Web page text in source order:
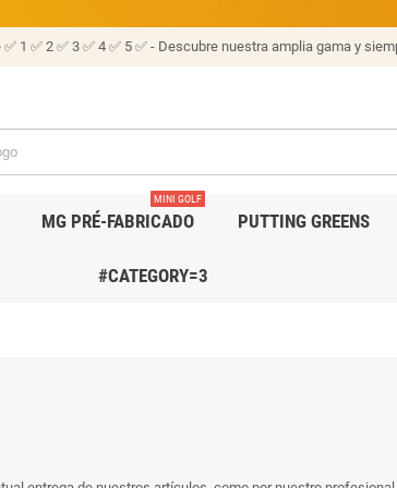
1 ✅ 2 ✅ 3 ✅ 4 ✅ 5 ✅ - Descubre nuestra amplia gama y
MG PRÉ-FABRICADO
MINI GOLF
PUTTING GREENS
#CATEGORY=3